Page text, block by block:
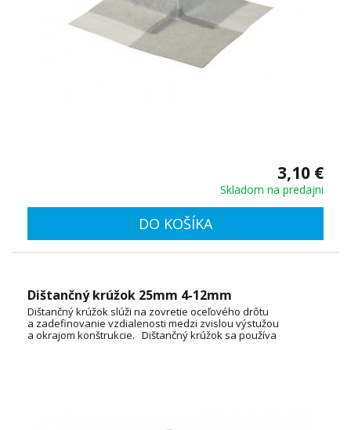
3,10 €
Skladom na predajni
DO KOŠÍKA
Dištančný krúžok 25mm 4-12mm
Dištančný krúžok slúži na zovretie oceľového drôtu
a zadefinovanie vzdialenosti medzi zvislou výstužou
a okrajom konštrukcie. Dištančný krúžok sa používa